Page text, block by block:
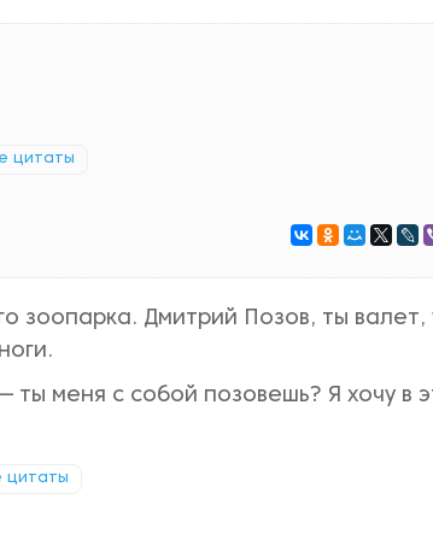
цитаты
зоопарка. Дмитрий Позов, ты валет,
меня с собой позовешь? Я хочу в
цитаты